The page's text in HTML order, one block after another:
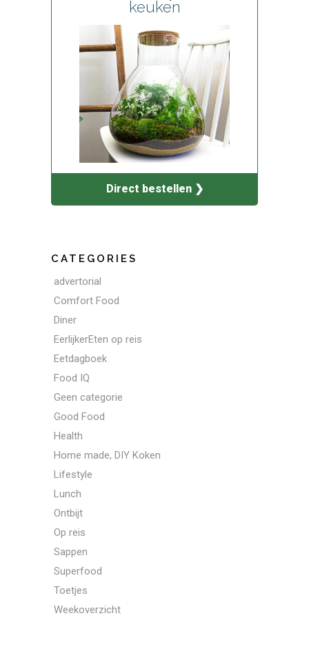
keuken
Direct bestellen ❯
CATEGORIES
advertorial
Comfort Food
Diner
EerlijkerEten op reis
Eetdagboek
Food IQ
Geen categorie
Good Food
Health
Home made, DIY Koken
Lifestyle
Lunch
Ontbijt
Op reis
Sappen
Superfood
Toetjes
Weekoverzicht